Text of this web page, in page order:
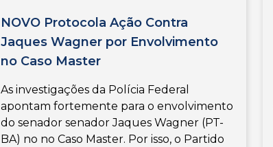
NOVO Protocola Ação Contra
Jaques Wagner por Envolvimento
no Caso Master
As investigações da Polícia Federal
apontam fortemente para o envolvimento
do senador senador Jaques Wagner (PT-
BA) no no Caso Master. Por isso, o Partido